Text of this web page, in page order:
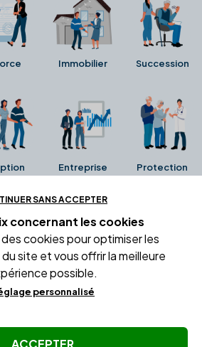
Immobilier Succession
Entreprise Protection
directement de la fiche Google
notarial. Ils n'ont ni été collectés ni
par Alexia.fr.
SANS ACCEPTER
concernant les cookies
cookies pour optimiser les
site et vous offrir la meilleure
possible.
personnalisé
ACCEPTER